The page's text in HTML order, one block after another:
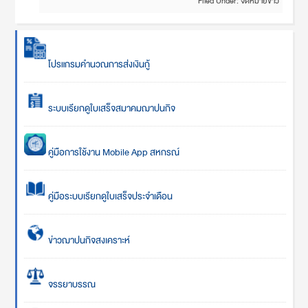
โปรแกรมคำนวณการส่งเงินกู้
ระบบเรียกดูใบเสร็จสมาคมฌาปนกิจ
คู่มือการใช้งาน Mobile App สหกรณ์
คู่มือระบบเรียกดูใบเสร็จประจำเดือน
ข่าวฌาปนกิจสงเคราะห์
จรรยาบรรณ